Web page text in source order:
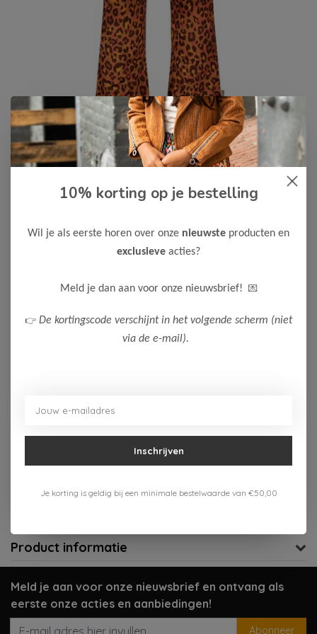
B.Nosy -50%
13,50 26,99
104 110 116 122-128
134-140 146-152
Aan verlanglijst toevoegen
Verzenden 1-3 werkdagen
Product informatie
Meld je aan voor onze nieuwsbrief en ontvang als
eerste onze acties en aanbiedingen!
Abonneer
10% korting op je bestelling
Wil je als eerste horen over onze nieuwste producten en
exclusieve acties?
Meld je dan aan voor onze nieuwsbrief! 💌
👉 De kortingscode verschijnt in het volgende scherm (niet
via de e-mail).
Inschrijven
Je korting is geldig bij een minimale bestelwaarde van €50,00